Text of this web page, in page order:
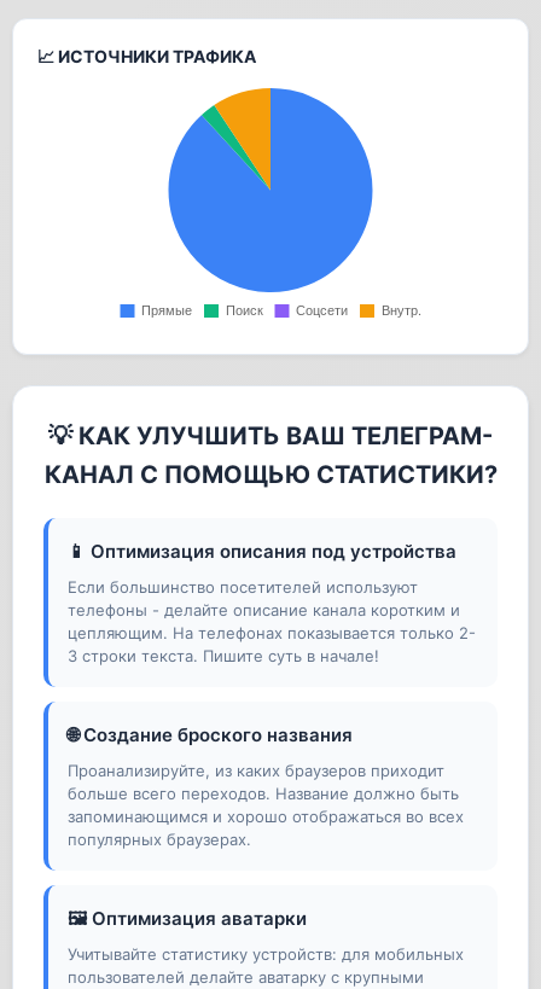
📈 ИСТОЧНИКИ ТРАФИКА
💡 КАК УЛУЧШИТЬ ВАШ ТЕЛЕГРАМ-
КАНАЛ С ПОМОЩЬЮ СТАТИСТИКИ?
📱 Оптимизация описания под устройства
Если большинство посетителей используют
телефоны - делайте описание канала коротким и
цепляющим. На телефонах показывается только 2-
3 строки текста. Пишите суть в начале!
🌐 Создание броского названия
Проанализируйте, из каких браузеров приходит
больше всего переходов. Название должно быть
запоминающимся и хорошо отображаться во всех
популярных браузерах.
🖼️ Оптимизация аватарки
Учитывайте статистику устройств: для мобильных
пользователей делайте аватарку с крупными